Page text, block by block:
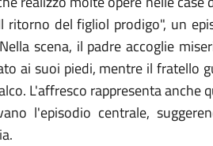
ritorno del figliol prodigo", un
scena, il padre accoglie
ai suoi piedi, mentre il fratello
L'affresco rappresenta anche
l'episodio centrale,